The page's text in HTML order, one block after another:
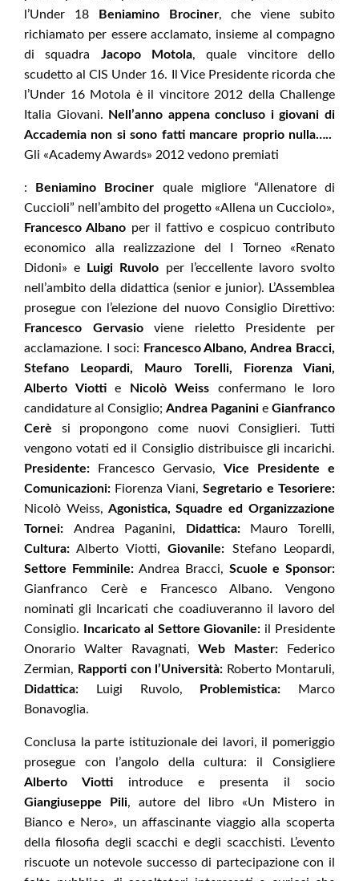
l’Under 18
Beniamino Brociner, che viene subito
richiamato per essere acclamato, insieme al compagno
di squadra Jacopo Motola, quale vincitore dello
scudetto al CIS Under 16. Il Vice Presidente ricorda che
l’Under 16 Motola è il vincitore 2012 della Challenge
Italia Giovani.
Nell’anno appena concluso i giovani di
Accademia non si sono fatti mancare proprio nulla…..
Gli «Academy Awards» 2012 vedono premiati
: Beniamino Brociner quale migliore “Allenatore di
Cuccioli” nell’ambito del progetto «Allena un Cucciolo»,
Francesco Albano per il fattivo e cospicuo contributo
economico alla realizzazione del I Torneo «Renato
Didoni» e
Luigi Ruvolo per l’eccellente lavoro svolto
nell’ambito della didattica (senior e junior). L’Assemblea
prosegue con l’elezione del nuovo Consiglio Direttivo:
Francesco Gervasioviene rieletto Presidente per
acclamazione. I soci: Francesco Albano, Andrea Bracci,
Stefano Leopardi, Mauro Torelli, Fiorenza Viani,
Alberto Viottie Nicolò Weiss confermano le loro
candidature al Consiglio; Andrea Paganini e Gianfranco
Cerè si propongono come nuovi Consiglieri. Tutti
vengono votati ed il Consiglio distribuisce gli incarichi.
Presidente: Francesco Gervasio, Vice Presidente e
Comunicazioni: Fiorenza Viani,Segretario e Tesoriere:
Nicolò Weiss, Agonistica, Squadre ed Organizzazione
Tornei: Andrea Paganini, Didattica: Mauro Torelli,
Cultura: Alberto Viotti,Giovanile: Stefano Leopardi,
Settore Femminile:Andrea Bracci, Scuole e Sponsor:
Gianfranco Cerè e Francesco Albano. Vengono
nominati gli Incaricati che coadiuveranno il lavoro del
Consiglio.
Incaricato al Settore Giovanile: il Presidente
Onorario Walter Ravagnati,Web Master: Federico
Zermian, Rapporti con l’Università: Roberto Montaruli,
Didattica:
Luigi Ruvolo, Problemistica: Marco
Bonavoglia.
Conclusa la parte istituzionale dei lavori, il pomeriggio
prosegue con l’angolo della cultura: il Consigliere
Alberto Viotti introduce e presenta il socio
Giangiuseppe Pili, autore del libro «Un Mistero in
Bianco e Nero», un affascinante viaggio alla scoperta
della filosofia degli scacchi e degli scacchisti. L’evento
riscuote un notevole successo di partecipazione con il